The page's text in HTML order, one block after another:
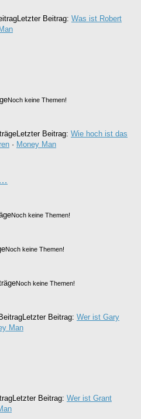
Letzter Beitrag: Was ist Robert
Noch keine Themen!
Letzter Beitrag: Wie hoch ist das
· Money Man
Noch keine Themen!
Noch keine Themen!
Noch keine Themen!
Letzter Beitrag: Wer ist Gary
Man
Letzter Beitrag: Wer ist Grant